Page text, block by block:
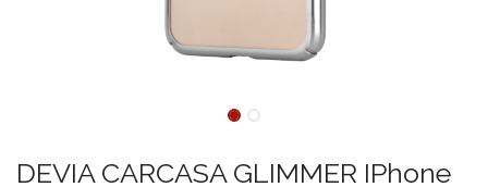
DEVIA CARCASA GLIMMER IPhone